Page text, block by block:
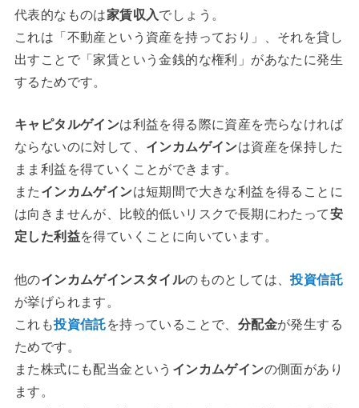
代表的なものは家賃収入でしょう。
これは「不動産という資産を持っており」、それを貸し
出すことで「家賃という金銭的な権利」があなたに発生
するためです。
キャピタルゲインは利益を得る際に資産を売らなければ
ならないのに対して、 インカムゲインは資産を保持した
まま利益を得ていくことができます。
また インカムゲインは短期間で大きな利益を得ることに
は向きませんが、比較的低いリスクで長期にわたって安
定した利益を得ていくことに向いています。
他のインカムゲインスタイルのものとしては、投資信託
が挙げられます。
これも投資信託を持っていることで、 分配金が発生する
ためです。
また株式にも配当金という インカムゲインの側面があり
ます。